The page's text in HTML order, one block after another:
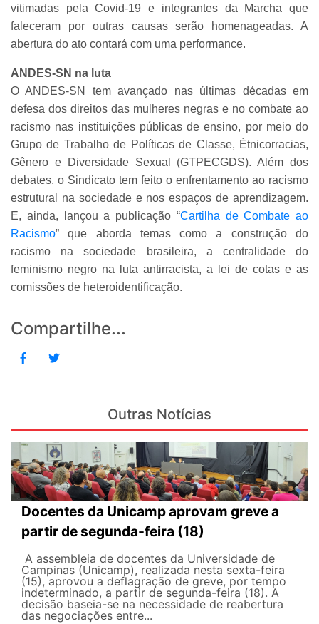
vitimadas pela Covid-19 e integrantes da Marcha que
faleceram por outras causas serão homenageadas. A
abertura do ato contará com uma performance.
ANDES-SN na luta
O ANDES-SN tem avançado nas últimas décadas em
defesa dos direitos das mulheres negras e no combate ao
racismo nas instituições públicas de ensino, por meio do
Grupo de Trabalho de Políticas de Classe, Étnicorracias,
Gênero e Diversidade Sexual (GTPECGDS). Além dos
debates, o Sindicato tem feito o enfrentamento ao racismo
estrutural na sociedade e nos espaços de aprendizagem.
E, ainda, lançou a publicação “Cartilha de Combate ao
Racismo” que aborda temas como a construção do
racismo na sociedade brasileira, a centralidade do
feminismo negro na luta antirracista, a lei de cotas e as
comissões de heteroidentificação.
Compartilhe...
Outras Notícias
Docentes da Unicamp aprovam greve a
partir de segunda-feira (18)
A assembleia de docentes da Universidade de
Campinas (Unicamp), realizada nesta sexta-feira
(15), aprovou a deflagração de greve, por tempo
indeterminado, a partir de segunda-feira (18). A
decisão baseia-se na necessidade de reabertura
das negociações entre...